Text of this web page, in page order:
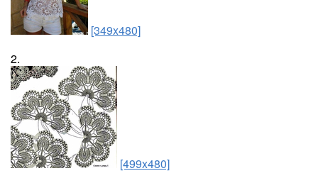
[349x480]
2.
[499x480]